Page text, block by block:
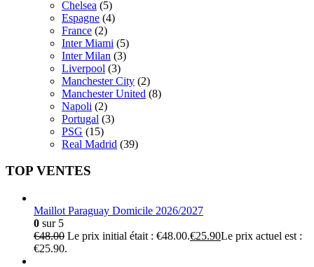
Chelsea (5)
Espagne (4)
France (2)
Inter Miami (5)
Inter Milan (3)
Liverpool (3)
Manchester City (2)
Manchester United (8)
Napoli (2)
Portugal (3)
PSG (15)
Real Madrid (39)
TOP VENTES
Maillot Paraguay Domicile 2026/2027
0 sur 5
€48.00 Le prix initial était : €48.00.€25.90Le prix actuel est :
€25.90.